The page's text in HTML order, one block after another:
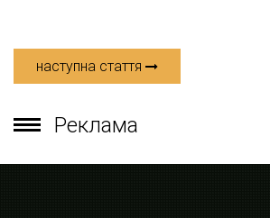
наступна стаття
Реклама